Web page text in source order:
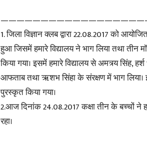
1. जिला विज्ञान क्लब द्वारा 22.08.2017 को
हुआ जिसमें हमारे विद्यालय ने भाग लिया तथा तीन
किया गया। इसमें हमारे विद्यालय से अमत्र्य सिंह,
आफताब तथा ऋशभ सिंहा के संरक्षण में भाग लिया।
पुरस्कृत किया गया।
2.आज दिनांक 24.08.2017 कक्षा तीन के बच्चों ने
रहा।